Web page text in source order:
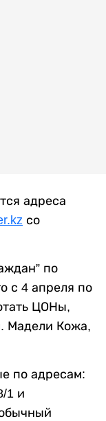
адреса
со
по
с 4 апреля по
ЦОНы,
Мадели Кожа,
по адресам:
1 и